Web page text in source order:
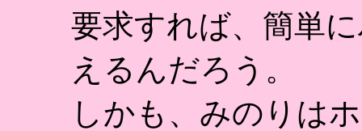
要求すれば、簡単
えるんだろう。
しかも、みのりは